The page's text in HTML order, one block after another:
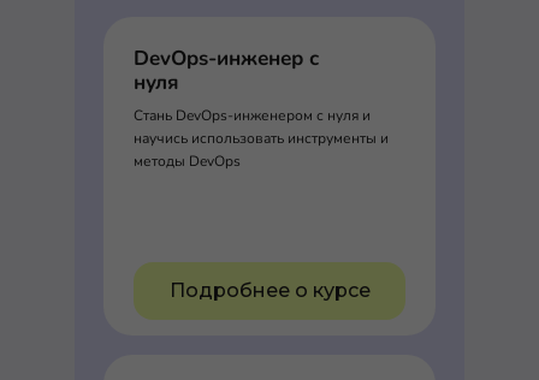
DevOps-инженер с
нуля
Стань DevOps-инженером с нуля и
научись использовать инструменты и
методы DevOps
Подробнее о курсе